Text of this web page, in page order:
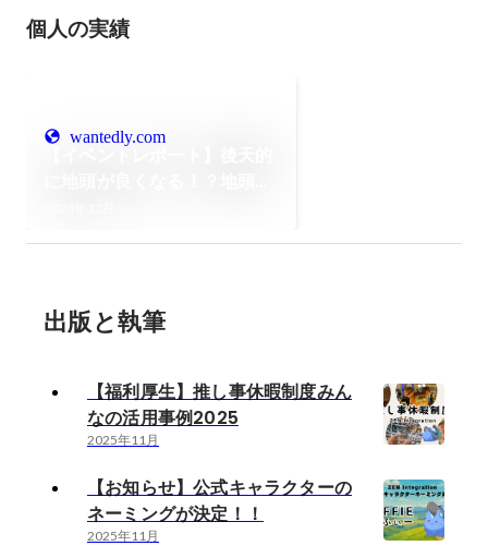
個人の実績
wantedly.com
出版と執筆
【福利厚生】推し事休暇制度みん
なの活用事例2025
2025年11月
【お知らせ】公式キャラクターの
ネーミングが決定！！
2025年11月